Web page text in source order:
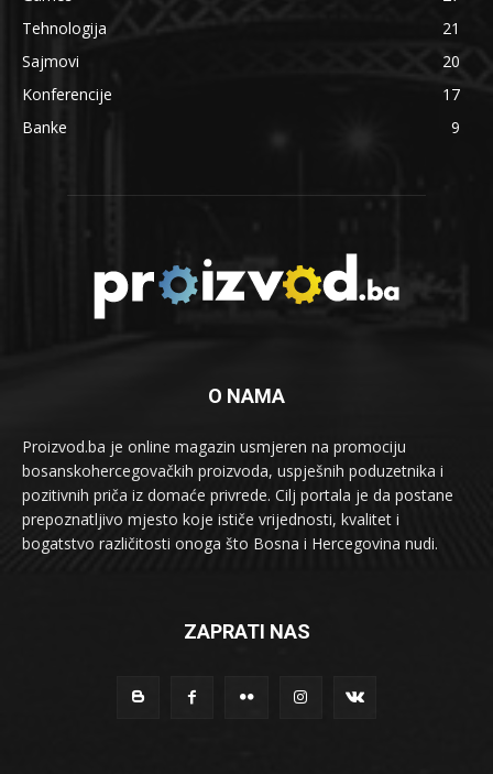
Tehnologija
21
Sajmovi
20
Konferencije
17
Banke
9
O NAMA
Proizvod.ba je online magazin usmjeren na promociju
bosanskohercegovačkih proizvoda, uspješnih poduzetnika i
pozitivnih priča iz domaće privrede. Cilj portala je da postane
prepoznatljivo mjesto koje ističe vrijednosti, kvalitet i
bogatstvo različitosti onoga što Bosna i Hercegovina nudi.
ZAPRATI NAS